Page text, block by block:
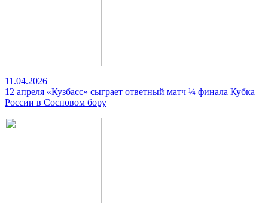
11.04.2026
12 апреля «Кузбасс» сыграет ответный матч ¼ финала Кубка
России в Сосновом бору